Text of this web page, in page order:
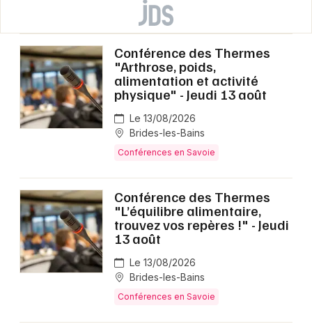
Conférence des Thermes
"Arthrose, poids,
alimentation et activité
physique" - Jeudi 13 août
Le 13/08/2026
Brides-les-Bains
Conférences en Savoie
Conférence des Thermes
"L’équilibre alimentaire,
trouvez vos repères !" - Jeudi
13 août
Le 13/08/2026
Brides-les-Bains
Conférences en Savoie